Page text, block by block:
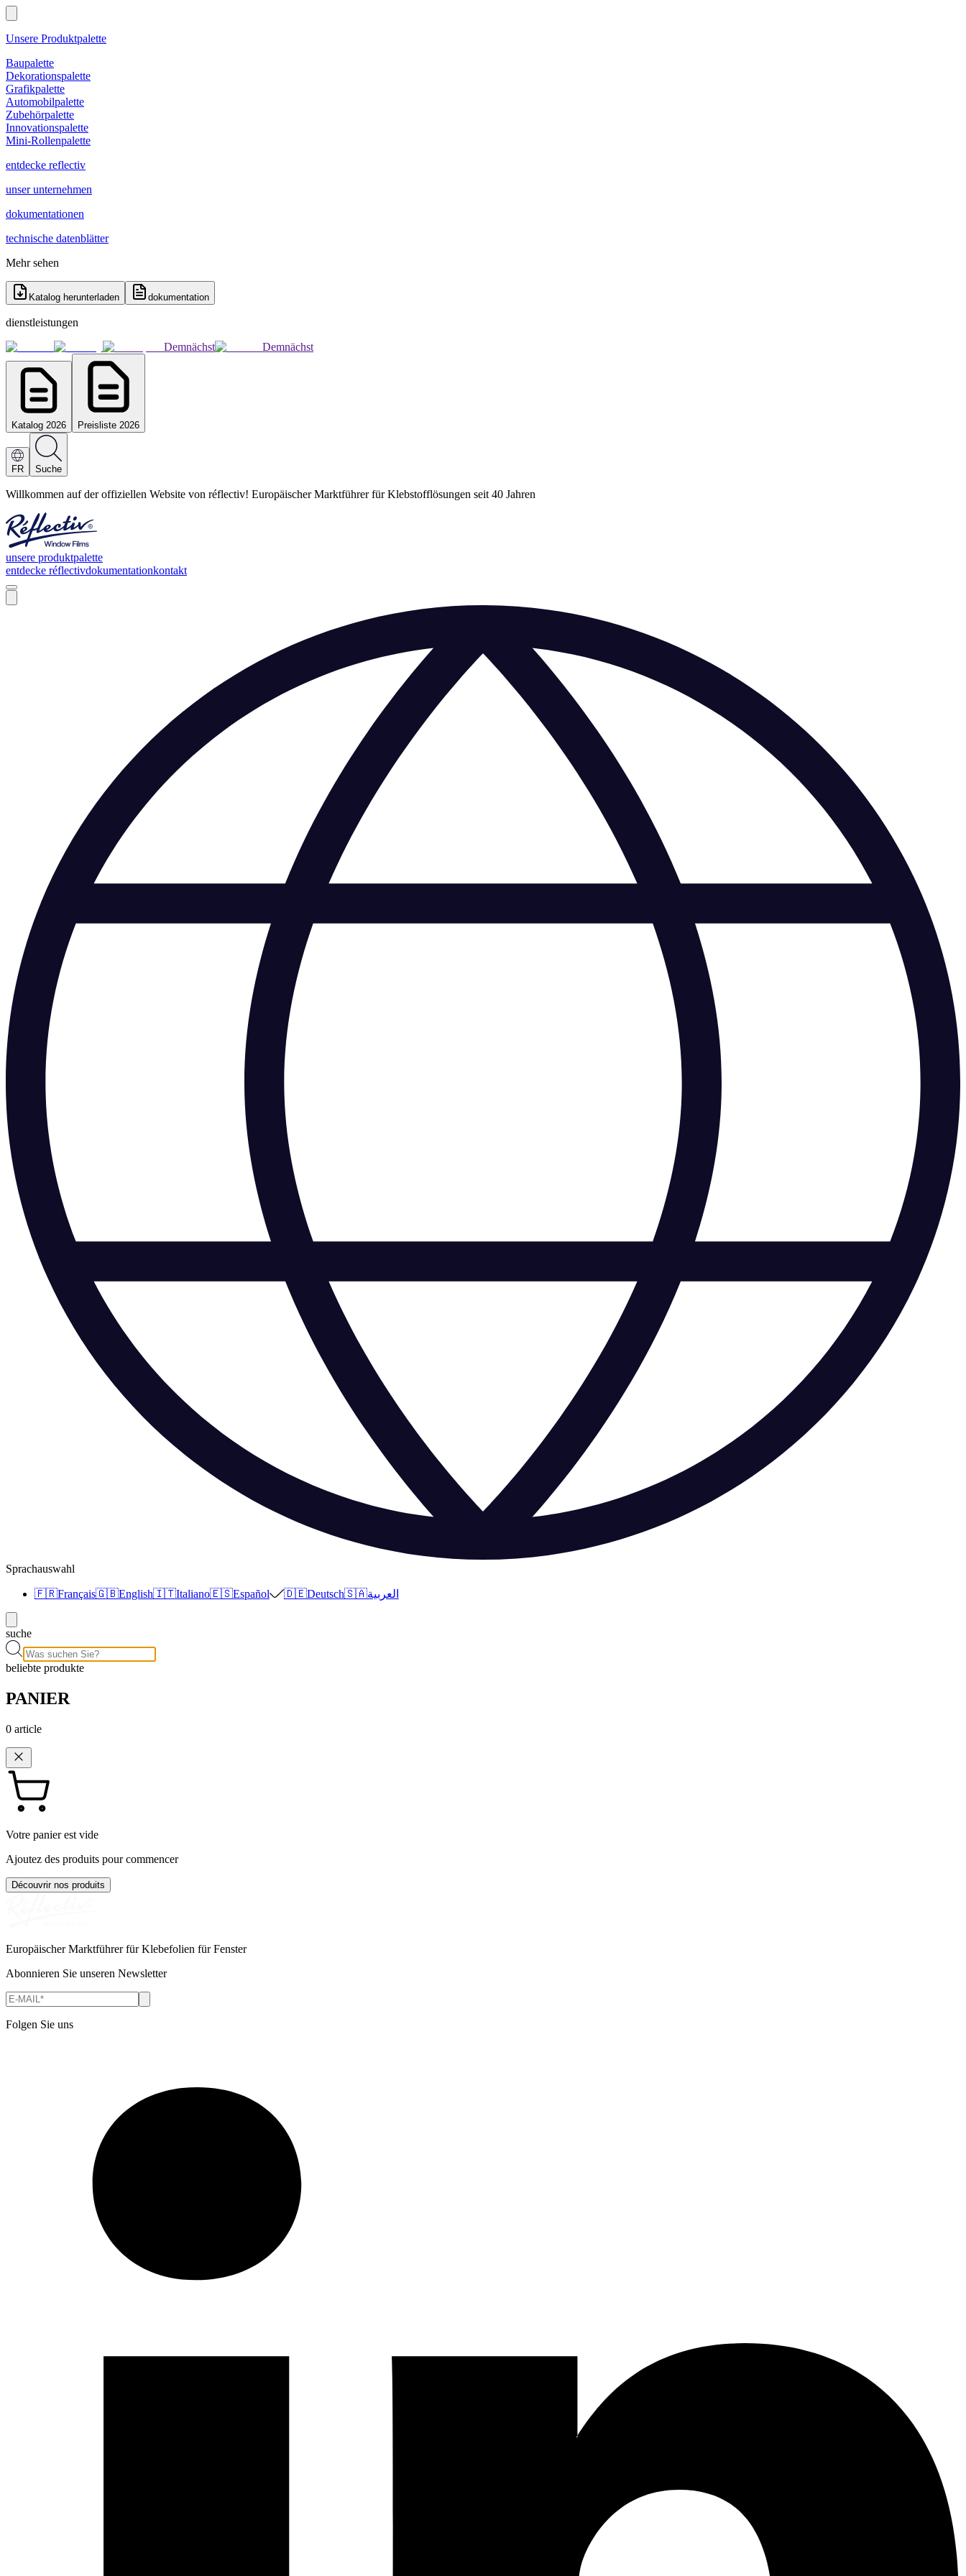
Unsere Produktpalette
Baupalette
Dekorationspalette
Grafikpalette
Automobilpalette
Zubehörpalette
Innovationspalette
Mini-Rollenpalette
entdecke reflectiv
unser unternehmen
dokumentationen
technische datenblätter
Mehr sehen
Katalog herunterladen dokumentation
dienstleistungen
Demnächst
Demnächst
Katalog 2026 Preisliste 2026
FR Suche
Willkommen auf der offiziellen Website von réflectiv! Europäischer Marktführer für Klebstofflösungen seit 40 Jahren
unsere produktpalette
entdecke réflectivdokumentationkontakt
Sprachauswahl
🇫🇷Français🇬🇧English🇮🇹Italiano🇪🇸Español 🇩🇪Deutsch🇸🇦العربية
suche
beliebte produkte
PANIER
0 article
Votre panier est vide
Ajoutez des produits pour commencer
Découvrir nos produits
Europäischer Marktführer für Klebefolien für Fenster
Abonnieren Sie unseren Newsletter
Folgen Sie uns